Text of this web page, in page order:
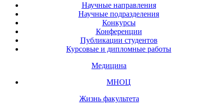
Научные направления
Научные подразделения
Конкурсы
Конференции
Публикации студентов
Курсовые и дипломные работы
Медицина
МНОЦ
Жизнь факультета